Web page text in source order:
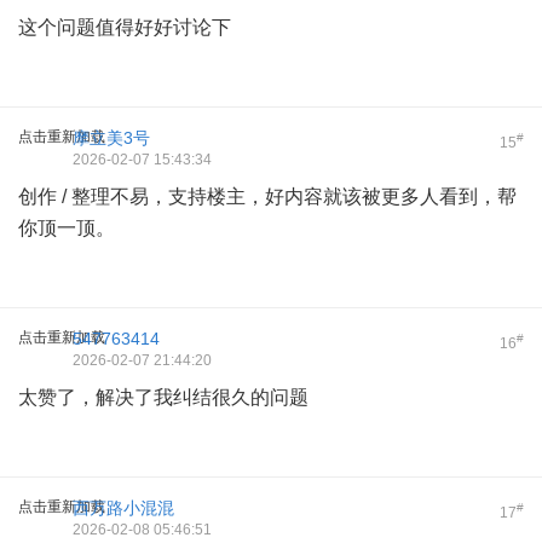
这个问题值得好好讨论下
点击重新加载 15#
摩立美3号
2026-02-07 15:43:34
创作 / 整理不易，支持楼主，好内容就该被更多人看到，帮
你顶一顶。
点击重新加载 16#
547763414
2026-02-07 21:44:20
太赞了，解决了我纠结很久的问题
点击重新加载 17#
西万路小混混
2026-02-08 05:46:51